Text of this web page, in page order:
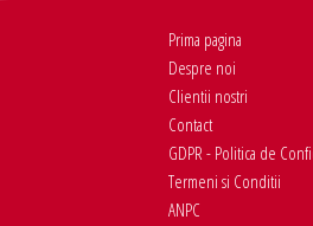
Prima pagina
Despre noi
Clientii nostri
Contact
GDPR - Politica de
Termeni si Conditii
ANPC